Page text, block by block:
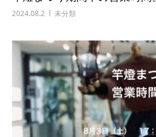
2024.08.2 未分類